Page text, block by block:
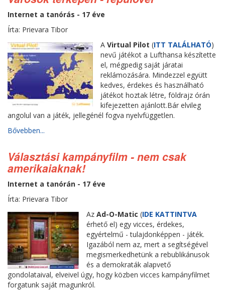
Internet a tanórás - 17 éve
Írta: Prievara Tibor
A Virtual Pilot (ITT TALÁLHATÓ)
nevű játékot a Lufthansa készítette
el, mégpedig saját járatai
reklámozására. Mindezzel együtt
kedves, érdekes és használható
játékot hoztak létre, földrajz órán
kifejezetten ajánlott.Bár elvileg
angolul van a játék, jellegénél fogva nyelvfüggetlen.
Bővebben...
Választási kampányfilm - nem csak
amerikaiaknak!
Internet a tanórán - 17 éve
Írta: Prievara Tibor
Az Ad-O-Matic (IDE KATTINTVA
érhető el) egy vicces, érdekes,
egyértelmű - tulajdonképpen - játék.
Igazából nem az, mert a segítségével
megismerkedhetünk a rebublikánusok
és a demokraták alapvető
gondolataival, elveivel úgy, hogy közben vicces kampányfilmet
forgatunk saját magunkról.